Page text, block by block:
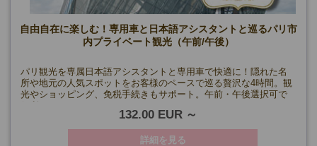
自由自在に楽しむ！専用車と日本語アシスタントと巡るパリ市
内プライベート観光（午前/午後）
パリ観光を専属日本語アシスタントと専用車で快適に！隠れた名
所や地元の人気スポットをお客様のペースで巡る贅沢な4時間。観
光やショッピング、免税手続きもサポート。午前・午後選択可で
132.00 EUR
詳細を見る